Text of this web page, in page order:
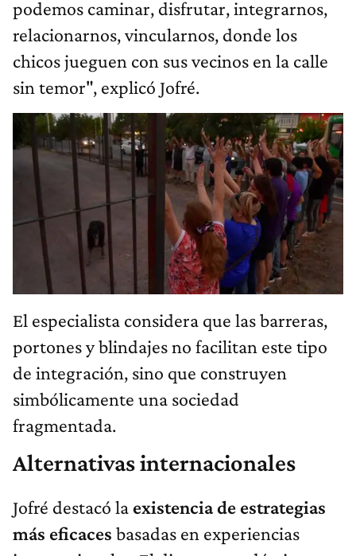
podemos caminar, disfrutar, integrarnos,
relacionarnos, vincularnos, donde los
chicos jueguen con sus vecinos en la calle
sin temor", explicó Jofré.
El especialista considera que las barreras,
portones y blindajes no facilitan este tipo
de integración, sino que construyen
simbólicamente una sociedad
fragmentada.
Alternativas internacionales
Jofré destacó la existencia de estrategias
más eficaces basadas en experiencias